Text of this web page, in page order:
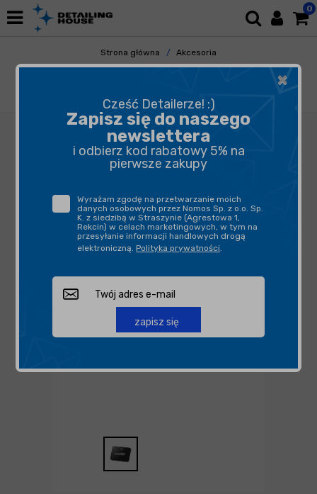
0
Strona główna
Akcesoria
Pozostałe Akcesoria
CarPro Knee Pad - mata do klęczenia
×
Cześć Detailerze! :)
Zapisz się do naszego
newslettera
i odbierz kod rabatowy 5% na
pierwsze zakupy
Wyrażam zgodę na przetwarzanie moich
danych osobowych przez Nomos Sp. z o.o. Sp.
K. z siedzibą w Straszynie (Agrestowa 1,
Rekcin) w celach marketingowych, w tym na
przesyłanie informacji handlowych drogą
elektroniczną. Polityka prywatności.
zapisz się